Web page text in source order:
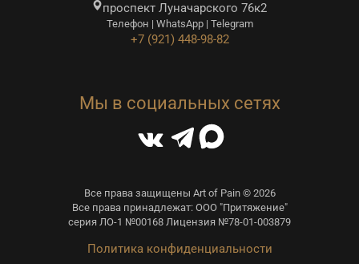
проспект Луначарского 76к2
Телефон | WhatsApp | Telegram
+7 (921) 448-98-82
Мы в социальных сетях
Все права защищены Art of Pain © 2026
Все права принадлежат: ООО "Притяжение"
серия ЛО-1 №00168 Лицензия №78-01-003879
Политика конфиденциальности